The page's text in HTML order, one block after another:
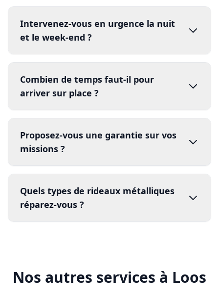
Intervenez-vous en urgence la nuit
et le week-end ?
Combien de temps faut-il pour
arriver sur place ?
Proposez-vous une garantie sur vos
missions ?
garantie
Quels types de rideaux métalliques
réparez-vous ?
Nos autres services à Loos